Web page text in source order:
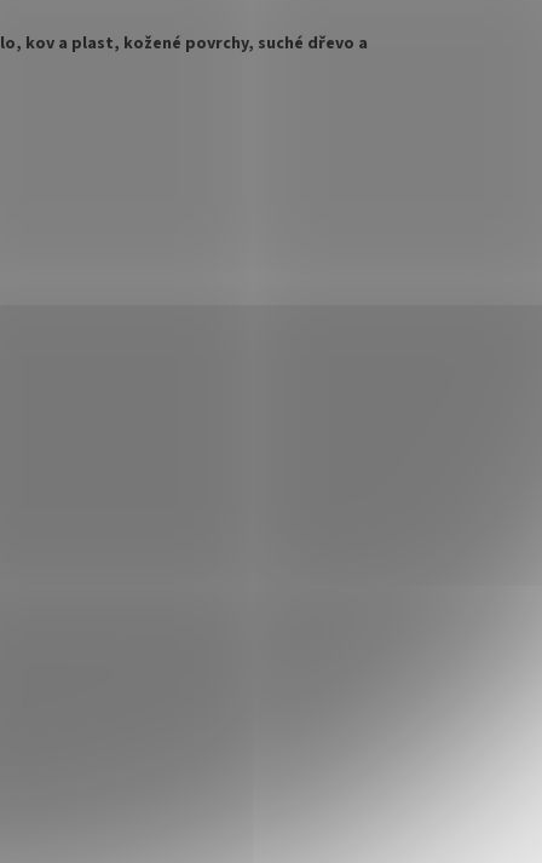
kov a plast, kožené povrchy, suché dřevo a